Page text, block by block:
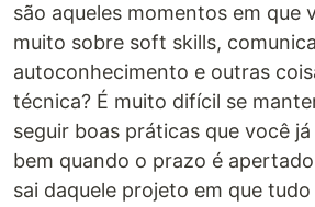
são aqueles momentos em que
muito sobre soft skills,
autoconhecimento e outras
técnica? É muito difícil se
seguir boas práticas que você
bem quando o prazo é
sai daquele projeto em que